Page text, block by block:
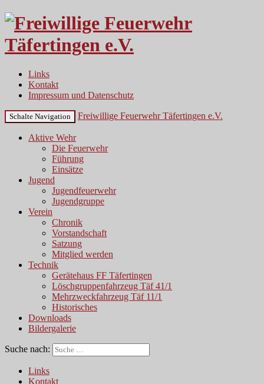
Links
Kontakt
Impressum und Datenschutz
Schalte Navigation Freiwillige Feuerwehr Täfertingen e.V.
Aktive Wehr
Die Feuerwehr
Führung
Einsätze
Jugend
Jugendfeuerwehr
Jugendgruppe
Verein
Chronik
Vorstandschaft
Satzung
Mitglied werden
Technik
Gerätehaus FF Täfertingen
Löschgruppenfahrzeug Täf 41/1
Mehrzweckfahrzeug Täf 11/1
Historisches
Downloads
Bildergalerie
Suche nach:
Links
Kontakt